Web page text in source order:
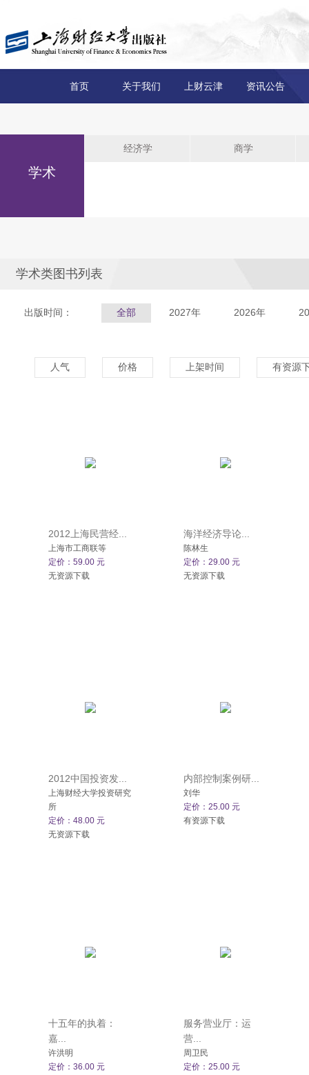
首页 关于我们 上财云津 资讯公告
学术
经济学 商学
学术类图书列表
出版时间： 全部 2027年 2026年
人气 价格 上架时间 有资源
2012上海民营经...
上海市工商联等
定价：59.00 元
无资源下载
海洋经济导论...
陈林生
定价：29.00 元
无资源下载
2012中国投资发...
上海财经大学投资研究
所
定价：48.00 元
无资源下载
内部控制案例研...
刘华
定价：25.00 元
有资源下载
十五年的执着：
嘉...
许洪明
定价：36.00 元
服务营业厅：运
营...
周卫民
定价：25.00 元